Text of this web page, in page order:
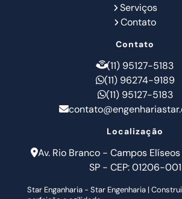
Serviços
Contato
Contato
(11) 95127-5183
(11) 96274-9189
(11) 95127-5183
Localização
Av. Rio Branco - Campos
SP - CEP: 01206-001
Star Enganharia - Star Engenharia |